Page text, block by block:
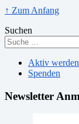
↑ Zum Anfang
Suchen
Aktiv werden
Spenden
Newsletter